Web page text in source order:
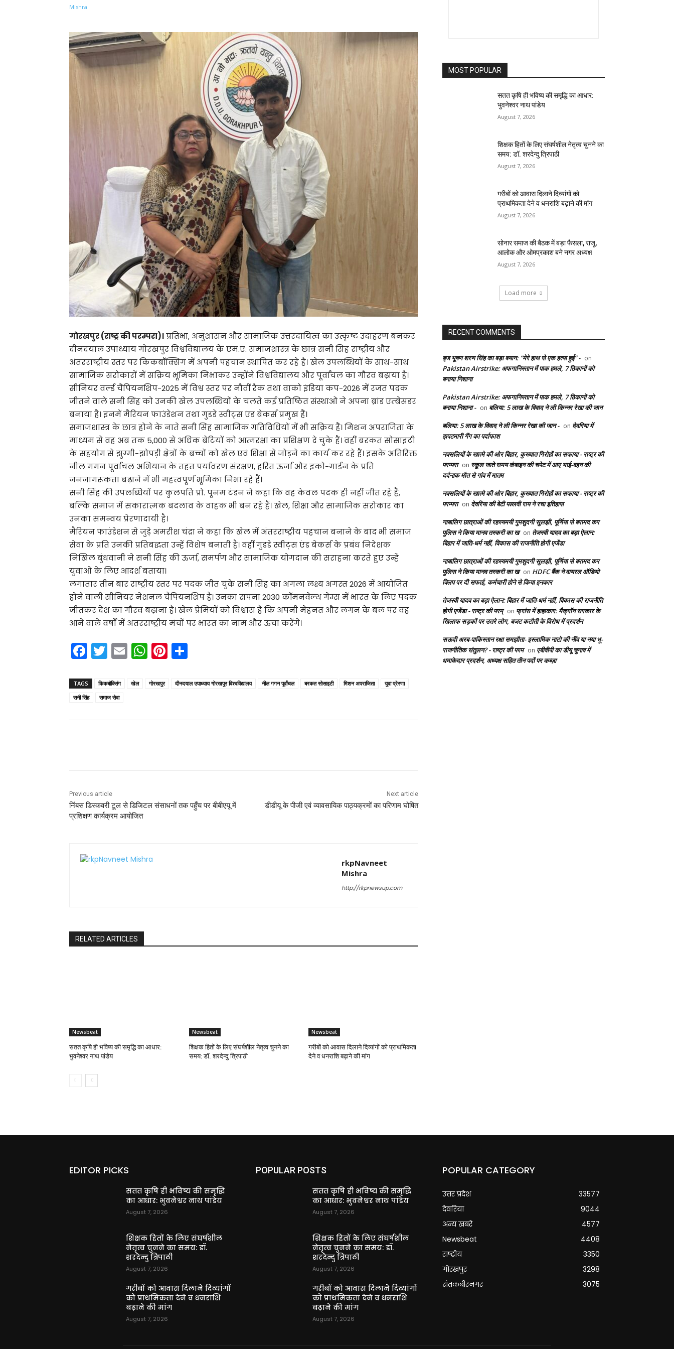
गोरखपुर (राष्ट्र की परम्परा)।प्रतिभा, अनुशासन और सामाजिक उत्तरदायित्व का उत्कृष्ट उदाहरण बनकर
दीनदयाल उपाध्याय गोरखपुर विश्वविद्यालय के एम.ए. समाजशास्त्र के छात्र सनी सिंह राष्ट्रीय और
अंतरराष्ट्रीय स्तर पर किकबॉक्सिंग में अपनी पहचान स्थापित कर रहे हैं। खेल उपलब्धियों के साथ-साथ
सामाजिक सरोकारों में सक्रिय भूमिका निभाकर उन्होंने विश्वविद्यालय और पूर्वांचल का गौरव बढ़ाया है।
सीनियर वर्ल्ड चैंपियनशिप-2025 में विश्व स्तर पर नौवीं रैंक तथा वाको इंडिया कप-2026 में रजत पदक
जीतने वाले सनी सिंह को उनकी खेल उपलब्धियों के चलते कई प्रतिष्ठित संस्थाओं ने अपना ब्रांड एम्बेसडर
बनाया है। इनमें मैरियन फाउंडेशन तथा गुडडे स्वीट्स एंड बेकर्स प्रमुख हैं।
समाजशास्त्र के छात्र होने के नाते सनी सिंह सामाजिक गतिविधियों में भी सक्रिय हैं। मिशन अपराजिता के
माध्यम से वह अब तक 5,000 से अधिक बेटियों को आत्मरक्षा का प्रशिक्षण दे चुके हैं। वहीं बरकत सोसाइटी
के सहयोग से झुग्गी-झोपड़ी क्षेत्रों के बच्चों को खेल एवं शिक्षा से जोड़ने का कार्य कर रहे हैं। इसके अतिरिक्त
नील गगन पूर्वांचल अभियान के तहत पर्यावरण संरक्षण, हरित ऊर्जा और इको-गार्डन के प्रति
जनजागरूकता बढ़ाने में भी महत्वपूर्ण भूमिका निभा रहे हैं।
सनी सिंह की उपलब्धियों पर कुलपति प्रो. पूनम टंडन ने कहा कि वह केवल पदक ही नहीं जीत रहे हैं,
बल्कि समाज में सकारात्मक बदलाव के वाहक भी बन रहे हैं। खेल, शिक्षा और सामाजिक सरोकार का
उनका समन्वय प्रेरणादायी है।
मैरियन फाउंडेशन से जुड़े अमरीश चंद्रा ने कहा कि खेल में अंतरराष्ट्रीय पहचान बनाने के बाद भी समाज
सेवा के प्रति उनकी प्रतिबद्धता उन्हें विशेष बनाती है। वहीं गुडडे स्वीट्स एंड बेकर्स के प्रबंध निदेशक
निखिल बुंधवानी ने सनी सिंह की ऊर्जा, समर्पण और सामाजिक योगदान की सराहना करते हुए उन्हें
युवाओं के लिए आदर्श बताया।
लगातार तीन बार राष्ट्रीय स्तर पर पदक जीत चुके सनी सिंह का अगला लक्ष्य अगस्त 2026 में आयोजित
होने वाली सीनियर नेशनल चैंपियनशिप है। उनका सपना 2030 कॉमनवेल्थ गेम्स में भारत के लिए पदक
जीतकर देश का गौरव बढ़ाना है। खेल प्रेमियों को विश्वास है कि अपनी मेहनत और लगन के बल पर वह
आने वाले वर्षों में अंतरराष्ट्रीय मंचों पर भारत का नाम और ऊंचा करेंगे।
F
a
c
e
T
w
itt
er
E
m
ai
W
h
a
Pi
nt
er ar
TAGS किकबॉक्सिंग खेल गोरखपुर दीनदयाल उपाध्याय गोरखपुर विश्वविद्यालय नील गगन पूर्वांचल बरकत सोसाइटी मिशन अपराजिता
युवा प्रेरणा
सनी सिंह
समाज सेवा
Previous article
निंबस डिस्कवरी टूल से डिजिटल संसाधनों तक पहुँच पर बीबीएयू में
प्रशिक्षण कार्यक्रम आयोजित
Next article
डीडीयू के पीजी एवं व्यावसायिक पाठ्यक्रमों का परिणाम घोषित
rkpNavneet
Mishra
http://rkpnewsup.com
RELATED ARTICLES
Newsbeat
सतत कृषि ही भविष्य की समृद्धि का आधार:
भुवनेश्वर नाथ पांडेय
Newsbeat
शिक्षक हितों के लिए संघर्षशील नेतृत्व चुनने का
समय: डॉ. शरदेन्दु त्रिपाठी
Newsbeat
गरीबों को आवास दिलाने दिव्यांगों को प्राथमिकता
देने व धनराशि बढ़ाने की मांग
MOST POPULAR
सतत कृषि ही भविष्य की समृद्धि का आधार:
भुवनेश्वर नाथ पांडेय
August 7, 2026
शिक्षक हितों के लिए संघर्षशील नेतृत्व चुनने का
समय: डॉ. शरदेन्दु त्रिपाठी
August 7, 2026
गरीबों को आवास दिलाने दिव्यांगों को
प्राथमिकता देने व धनराशि बढ़ाने की मांग
August 7, 2026
सोनार समाज की बैठक में बड़ा फैसला, राजू,
आलोक और ओमप्रकाश बने नगर अध्यक्ष
August 7, 2026
Load more
RECENT COMMENTS
बृज भूषण शरण सिंह का बड़ा बयान: “मेरे हाथ से एक हत्या हुई” - on
Pakistan Airstrike: अफगानिस्तान में पाक हमले, 7 ठिकानों को
बनाया निशाना
Pakistan Airstrike: अफगानिस्तान में पाक हमले, 7 ठिकानों को
बनाया निशाना - on बलिया: 5 लाख के विवाद ने ली किन्नर रेखा की जान
बलिया: 5 लाख के विवाद ने ली किन्नर रेखा की जान - on देवरिया में
झपटमारी गैंग का पर्दाफाश
नक्सलियों के खात्मे की ओर बिहार, कुख्यात गिरोहों का सफाया - राष्ट्र की
परम्परा on स्कूल जाते समय कंबाइन की चपेट में आए भाई-बहन की
दर्दनाक मौत से गांव में मातम
नक्सलियों के खात्मे की ओर बिहार, कुख्यात गिरोहों का सफाया - राष्ट्र की
परम्परा on देवरिया की बेटी पल्लवी राय ने रचा इतिहास
नाबालिग छात्राओं की रहस्यमयी गुमशुदगी सुलझी, पूर्णिया से बरामद कर
पुलिस ने किया मानव तस्करी का ख on तेजस्वी यादव का बड़ा ऐलान:
बिहार में जाति-धर्म नहीं, विकास की राजनीति होगी एजेंडा
नाबालिग छात्राओं की रहस्यमयी गुमशुदगी सुलझी, पूर्णिया से बरामद कर
पुलिस ने किया मानव तस्करी का ख on HDFC बैंक ने वायरल ऑडियो
क्लिप पर दी सफाई, कर्मचारी होने से किया इनकार
तेजस्वी यादव का बड़ा ऐलान: बिहार में जाति-धर्म नहीं, विकास की राजनीति
होगी एजेंडा - राष्ट्र की परम् on फ्रांस में हाहाकार: मैक्रॉन सरकार के
खिलाफ सड़कों पर उतरे लोग, बजट कटौती के विरोध में प्रदर्शन
सऊदी अरब-पाकिस्तान रक्षा समझौता- इस्लामिक नाटो की नींव या नया भू-
राजनीतिक संतुलन? - राष्ट्र की परम on एबीवीपी का डीयू चुनाव में
धमाकेदार प्रदर्शन, अध्यक्ष सहित तीन पदों पर कब्ज़ा
EDITOR PICKS
सतत कृषि ही भविष्य की समृद्धि
का आधार: भुवनेश्वर नाथ पांडेय
August 7, 2026
शिक्षक हितों के लिए संघर्षशील
नेतृत्व चुनने का समय: डॉ.
शरदेन्दु त्रिपाठी
August 7, 2026
गरीबों को आवास दिलाने दिव्यांगों
को प्राथमिकता देने व धनराशि
बढ़ाने की मांग
August 7, 2026
POPULAR POSTS
सतत कृषि ही भविष्य की समृद्धि
का आधार: भुवनेश्वर नाथ पांडेय
August 7, 2026
शिक्षक हितों के लिए संघर्षशील
नेतृत्व चुनने का समय: डॉ.
शरदेन्दु त्रिपाठी
August 7, 2026
गरीबों को आवास दिलाने दिव्यांगों
को प्राथमिकता देने व धनराशि
बढ़ाने की मांग
August 7, 2026
POPULAR CATEGORY
उत्तर प्रदेश
33577
देवरिया
9044
अन्य खबरे
4577
Newsbeat
4408
राष्ट्रीय
3350
गोरखपुर
3298
संतकबीरनगर
3075